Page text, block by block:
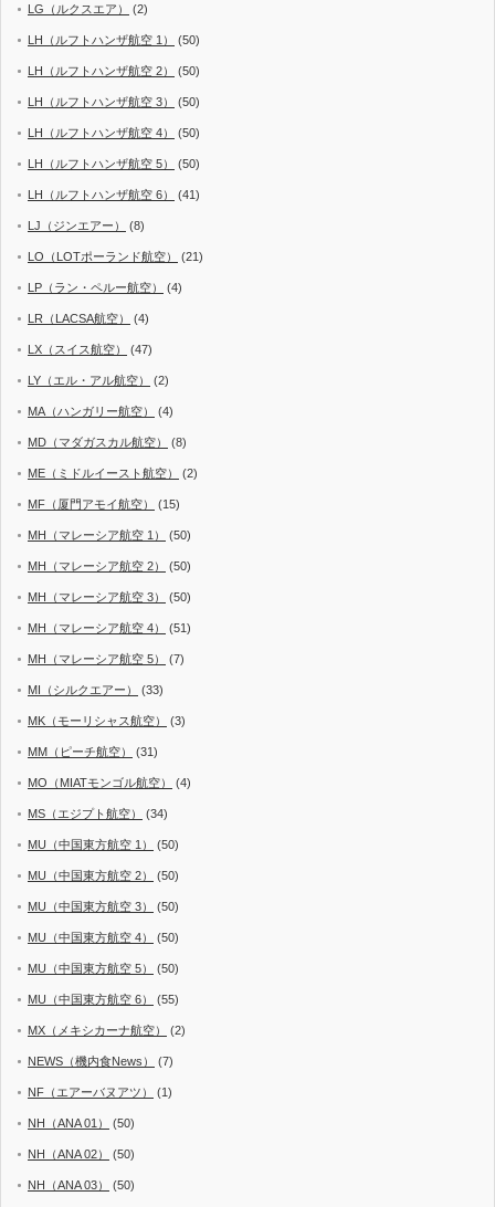
LG（ルクスエア） (2)
LH（ルフトハンザ航空 1） (50)
LH（ルフトハンザ航空 2） (50)
LH（ルフトハンザ航空 3） (50)
LH（ルフトハンザ航空 4） (50)
LH（ルフトハンザ航空 5） (50)
LH（ルフトハンザ航空 6） (41)
LJ（ジンエアー） (8)
LO（LOTポーランド航空） (21)
LP（ラン・ペルー航空） (4)
LR（LACSA航空） (4)
LX（スイス航空） (47)
LY（エル・アル航空） (2)
MA（ハンガリー航空） (4)
MD（マダガスカル航空） (8)
ME（ミドルイースト航空） (2)
MF（厦門アモイ航空） (15)
MH（マレーシア航空 1） (50)
MH（マレーシア航空 2） (50)
MH（マレーシア航空 3） (50)
MH（マレーシア航空 4） (51)
MH（マレーシア航空 5） (7)
MI（シルクエアー） (33)
MK（モーリシャス航空） (3)
MM（ピーチ航空） (31)
MO（MIATモンゴル航空） (4)
MS（エジプト航空） (34)
MU（中国東方航空 1） (50)
MU（中国東方航空 2） (50)
MU（中国東方航空 3） (50)
MU（中国東方航空 4） (50)
MU（中国東方航空 5） (50)
MU（中国東方航空 6） (55)
MX（メキシカーナ航空） (2)
NEWS（機内食News） (7)
NF（エアーバヌアツ） (1)
NH（ANA 01） (50)
NH（ANA 02） (50)
NH（ANA 03） (50)